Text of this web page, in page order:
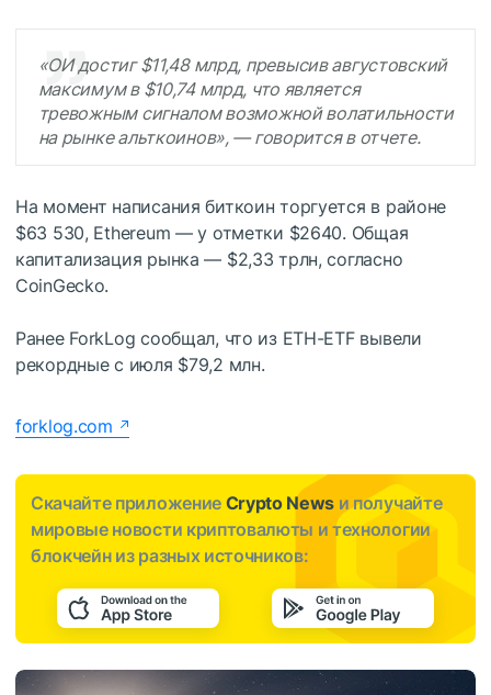
«ОИдостиг $11,48 млрд, превысив августовский
максимум в $10,74 млрд, что является
тревожным сигналом возможной волатильности
на рынке альткоинов», — говорится в отчете.
На момент написания биткоин торгуется в районе
$63 530, Ethereum — у отметки $2640. Общая
капитализация рынка — $2,33 трлн, согласно
CoinGecko.
Ранее ForkLog сообщал, что из ETH-ETF вывели
рекордные с июля $79,2 млн.
forklog.com
Скачайте приложение Crypto News и получайте
мировые новости криптовалюты и технологии
блокчейн из разных источников: